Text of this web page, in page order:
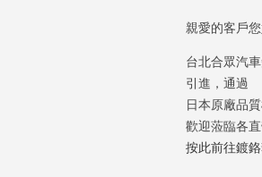
親愛的客戶您
台北合眾汽
引進，通過
日本原廠品
歡迎蒞臨各
按此前往鍍